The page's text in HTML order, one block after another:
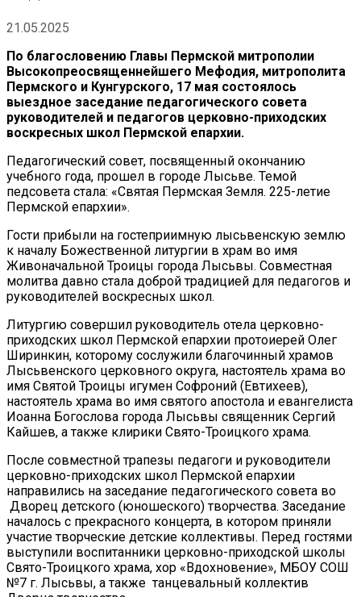
21.05.2025
По благословению Главы Пермской митрополии
Высокопреосвященнейшего Мефодия, митрополита
Пермского и Кунгурского, 17 мая состоялось
выездное заседание педагогического совета
руководителей и педагогов церковно-приходских
воскресных школ Пермской епархии.
Педагогический совет, посвященный окончанию
учебного года, прошел в городе Лысьве. Темой
педсовета стала: «Святая Пермская Земля. 225-летие
Пермской епархии».
Гости прибыли на гостеприимную лысьвенскую землю
к началу Божественной литургии в храм во имя
Живоначальной Троицы города Лысьвы. Совместная
молитва давно стала доброй традицией для педагогов и
руководителей воскресных школ.
Литургию совершил руководитель отела церковно-
приходских школ Пермской епархии протоиерей Олег
Ширинкин, которому сослужили благочинный храмов
Лысьвенского церковного округа, настоятель храма во
имя Святой Троицы игумен Софроний (Евтихеев),
настоятель храма во имя святого апостола и евангелиста
Иоанна Богослова города Лысьвы священник Сергий
Кайшев, а также клирики Свято-Троицкого храма.
После совместной трапезы педагоги и руководители
церковно-приходских школ Пермской епархии
направились на заседание педагогического совета во
Дворец детского (юношеского) творчества. Заседание
началось с прекрасного концерта, в котором приняли
участие творческие детские коллективы. Перед гостями
выступили воспитанники церковно-приходской школы
Свято-Троицкого храма, хор «Вдохновение», МБОУ СОШ
№7 г. Лысьвы, а также танцевальный коллектив